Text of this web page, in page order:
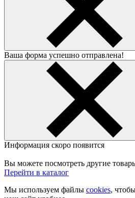
Ваша форма успешно отправлена!
Информация скоро появится
Вы можете посмотреть другие
Перейти в каталог
Мы используем файлы cookies,